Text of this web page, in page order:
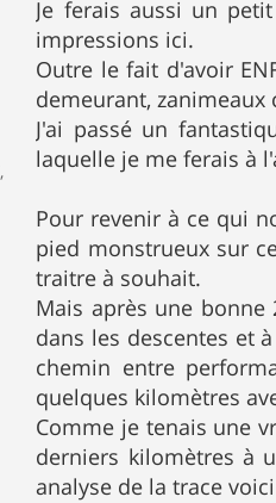
s
s
a
g
e
Je ferais aussi un
impressions ici.
Outre le fait d'avoir
demeurant,
J'ai passé un
laquelle je me ferais à
Pour revenir à ce qui
pied monstrueux sur
traitre à souhait.
Mais après une
dans les descentes et
chemin entre
quelques kilomètres
Comme je tenais une
derniers kilomètres à
analyse de la trace